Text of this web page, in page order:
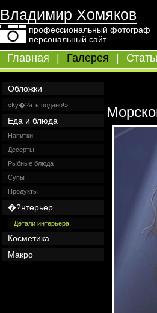
Владимир Хомяков
профессиональный фотограф
персональный сайт
Главная Галерея
Обложки
«Ку�?ать подано!»
Еда и блюда
Напитки
Десерты
Рыбные блюда
Супы
Продукты
�?нтерьер
Детали интерьера
Косметика
Макро